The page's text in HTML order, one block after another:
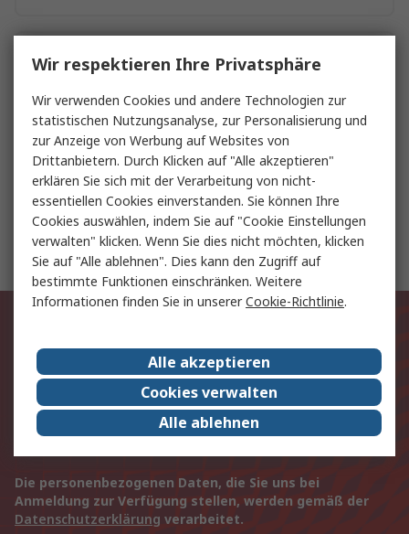
Butterfly-Ventil
Festo HE Pneumatik Absperrventil G 6200 l/min G
1/2
Festo HE Pneumatik Absperrventil G 5200 l/min G
3/8
Exklusiv für Sie unsere neuesten
Produkte und Angebote
E-Mail-Anschrift
Anmelden
Die personenbezogenen Daten, die Sie uns bei
Anmeldung zur Verfügung stellen, werden gemäß der
Datenschutzerklärung verarbeitet.
Wir respektieren Ihre Privatsphäre
Wir verwenden Cookies und andere Technologien zur
statistischen Nutzungsanalyse, zur Personalisierung und
zur Anzeige von Werbung auf Websites von
Drittanbietern. Durch Klicken auf "Alle akzeptieren"
erklären Sie sich mit der Verarbeitung von nicht-
essentiellen Cookies einverstanden. Sie können Ihre
Cookies auswählen, indem Sie auf "Cookie Einstellungen
verwalten" klicken. Wenn Sie dies nicht möchten, klicken
Sie auf "Alle ablehnen". Dies kann den Zugriff auf
bestimmte Funktionen einschränken. Weitere
Informationen finden Sie in unsererCookie-Richtlinie.
Alle akzeptieren
Cookies verwalten
Alle ablehnen